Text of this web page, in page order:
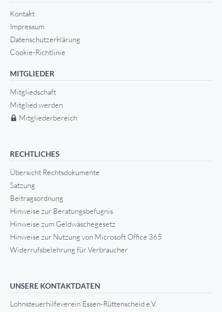
Kontakt
Impressum
Datenschutzerklärung
Cookie-Richtlinie
MITGLIEDER
Mitgliedschaft
Mitglied werden
Mitgliederbereich
RECHTLICHES
Übersicht Rechtsdokumente
Satzung
Beitragsordnung
Hinweise zur Beratungsbefugnis
Hinweise zum Geldwäschegesetz
Hinweise zur Nutzung von Microsoft Office 365
Widerrufsbelehrung für Verbraucher
UNSERE KONTAKTDATEN
Lohnsteuerhilfeverein Essen-Rüttenscheid e.V.